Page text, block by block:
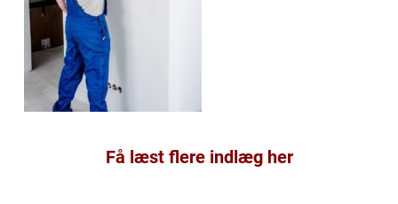
Få læst flere indlæg her